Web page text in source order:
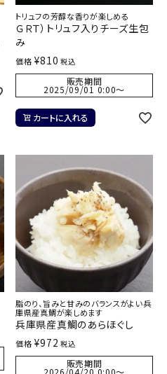
トリュフの芳醇な香りが楽しめる
ＧＲＴ）トリュフ入りチーズ生包
み
価格 ¥810 税込
販売期間
2025/09/01 0:00〜
カートに入れる
脂のり、旨みと甘みのバランスがよい兵
庫県産真鯛が楽しめます
兵庫県産真鯛のあらほぐし
価格 ¥972 税込
販売期間